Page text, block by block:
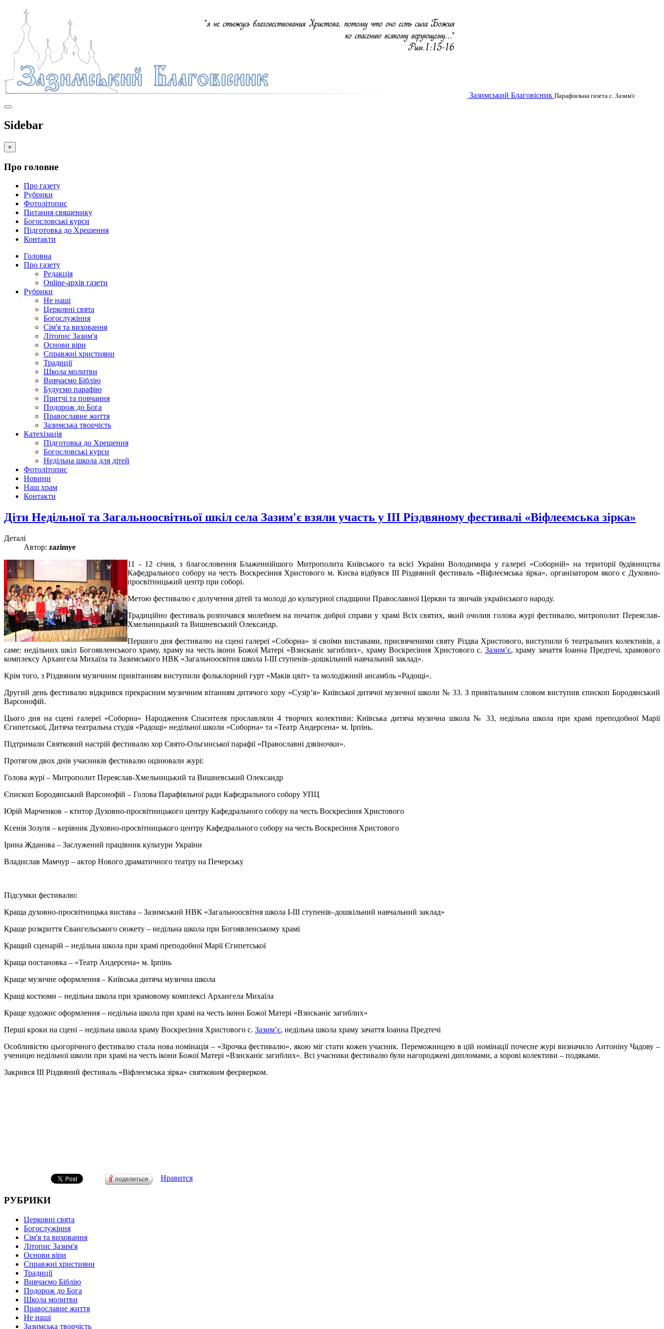
Зазимський Благовісник Парафіяльна газета с. Зазим'є
Sidebar
×
Про головне
Про газету
Рубрики
Фотолітопис
Питання священику
Богословські курси
Підготовка до Хрещення
Контакти
Головна
Про газету
Редакція
Online-архів газети
Рубрики
Не наші
Церковні свята
Богослужіння
Сім'я та виховання
Літопис Зазим'я
Основи віри
Справжні християни
Традиції
Школа молитви
Вивчаємо Біблію
Будуємо парафію
Притчі та повчання
Подорож до Бога
Православне життя
Зазимська творчість
Катехізація
Підготовка до Хрещення
Богословські курси
Недільна школа для дітей
Фотолітопис
Новини
Наш храм
Контакти
Діти Недільної та Загальноосвітньої шкіл села Зазим'є взяли участь у ІІІ Різдвяному фестивалі «Віфлеємська зірка»
Деталі
Автор: zazimye
11 - 12 січня, з благословення Блаженнійшого Митрополита Київського та всієї України Володимира у галереї «Соборній» на території будівництва
Кафедрального собору на честь Воскресіння Христового м. Києва відбувся ІІІ Різдвяний фестиваль «Віфлеємська зірка», організатором якого є Духовно-
просвітницький центр при соборі.
Метою фестивалю є долучення дітей та молоді до культурної спадщини Православної Церкви та звичаїв українського народу.
Традиційно фестиваль розпочався молебнем на початок доброї справи у храмі Всіх святих, який очолив голова журі фестивалю, митрополит Переяслав-
Хмельницький та Вишневський Олександр.
Першого дня фестивалю на сцені галереї «Соборна» зі своїми виставами, присвяченими святу Різдва Христового, виступили 6 театральних колективів, а
саме: недільних шкіл Богоявленського храму, храму на честь ікони Божої Матері «Взисканіє загиблих», храму Воскресіння Христового с. Зазим’є, храму зачаття Іоанна Предтечі, храмового
комплексу Архангела Михаїла та Зазимського НВК «Загальноосвітня школа І-ІІІ ступенів–дошкільний навчальний заклад».
Крім того, з Різдвяним музичним привітанням виступили фольклорний гурт «Маків цвіт» та молодіжний ансамбль «Радощі».
Другий день фестивалю відкрився прекрасним музичним вітанням дитячого хору «Сузір’я» Київської дитячої музичної школи № 33. З привітальним словом виступив єпископ Бородянський
Варсонофій.
Цього дня на сцені галереї «Соборна» Народження Спасителя прославляли 4 творчих колективи: Київська дитяча музична школа № 33, недільна школа при храмі преподобної Марії
Єгипетської, Дитяча театральна студія «Радощі» недільної школи «Соборна» та «Театр Андерсена» м. Ірпінь.
Підтримали Святковий настрій фестивалю хор Свято-Ольгинської парафії «Православні дзвіночки».
Протягом двох днів учасників фестивалю оцінювали журі:
Голова журі – Митрополит Переяслав-Хмельницький та Вишневський Олександр
Єпископ Бородянський Варсонофій – Голова Парафіяльної ради Кафедрального собору УПЦ
Юрій Марченков – ктитор Духовно-просвітницького центру Кафедрального собору на честь Воскресіння Христового
Ксенія Зозуля – керівник Духовно-просвітницького центру Кафедрального собору на честь Воскресіння Христового
Ірина Жданова – Заслужений працівник культури України
Владислав Мамчур – актор Нового драматичного театру на Печерську
Підсумки фестивалю:
Краща духовно-просвітницька вистава – Зазимський НВК «Загальноосвітня школа І-ІІІ ступенів–дошкільний навчальний заклад»
Краще розкриття Євангельського сюжету – недільна школа при Богоявленському храмі
Кращий сценарій – недільна школа при храмі преподобної Марії Єгипетської
Краща постановка – «Театр Андерсена» м. Ірпінь
Краще музичне оформлення – Київська дитяча музична школа
Кращі костюми – недільна школа при храмовому комплексі Архангела Михаїла
Краще художнє оформлення – недільна школа при храмі на честь ікони Божої Матері «Взисканіє загиблих»
Перші кроки на сцені – недільна школа храму Воскресіння Христового с. Зазим’є, недільна школа храму зачаття Іоанна Предтечі
Особливістю цьогорічного фестивалю стала нова номінація – «Зірочка фестивалю», якою міг стати кожен учасник. Переможницею в цій номінації почесне журі визначило Антоніну Чадову –
ученицю недільної школи при храмі на честь ікони Божої Матері «Взисканіє загиблих». Всі учасники фестивалю були нагороджені дипломами, а хорові колективи – подяками.
Закрився ІІІ Різдвяний фестиваль «Віфлеємська зірка» святковим феєрверком.
поделиться Нравится
РУБРИКИ
Церковні свята
Богослужіння
Сім'я та виховання
Літопис Зазим'я
Основи віри
Справжні християни
Традиції
Вивчаємо Біблію
Подорож до Бога
Школа молитви
Православне життя
Не наші
Зазимська творчість